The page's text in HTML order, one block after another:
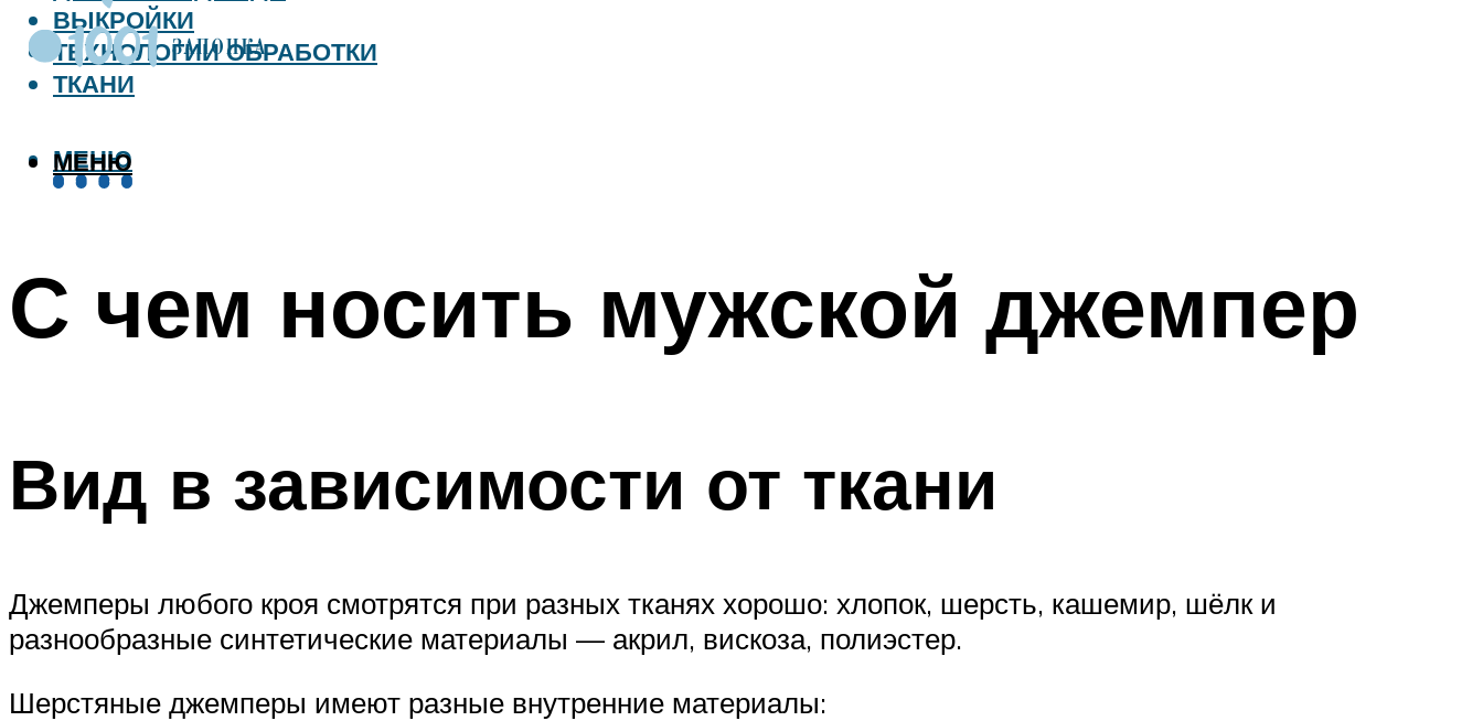
ВЫКРОЙКИ
ТЕХНОЛОГИИ ОБРАБОТКИ
ТКАНИ
МЕНЮ
МЕНЮ
С чем носить мужской джемпер
Вид в зависимости от ткани
Джемперы любого кроя смотрятся при разных тканях хорошо: хлопок, шерсть, кашемир, шёлк и
разнообразные синтетические материалы — акрил, вискоза, полиэстер.
Шерстяные джемперы имеют разные внутренние материалы: